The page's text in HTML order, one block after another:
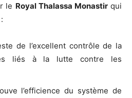
le Royal Thalassa Monastirqui
de l’excellent contrôle de la
liés à la lutte contre les
l’efficience du système de